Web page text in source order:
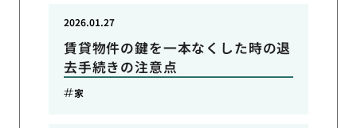
賃貸物件の鍵を一本なくした時の退
去手続きの注意点
2026.01.27
家